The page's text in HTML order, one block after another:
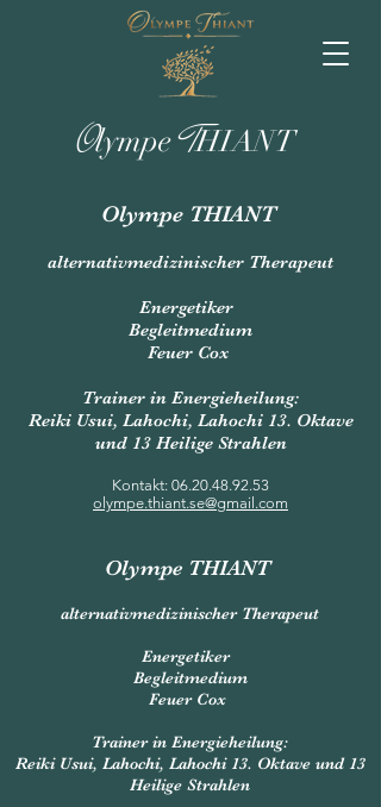
OlympeTHIANT
Olympe THIANT
alternativmedizinischer Therapeut
Energetiker
Begleitmedium
Feuer Cox
Trainer in Energieheilung:
Reiki Usui, Lahochi, Lahochi 13. Oktave
und 13 Heilige Strahlen
Kontakt: 06.20.48.92.53
olympe.thiant.se@gmail.com
Olympe THIANT
alternativmedizinischer Therapeut
Energetiker
Begleitmedium
Feuer Cox
Trainer in Energieheilung:
Reiki Usui, Lahochi, Lahochi 13. Oktave und 13
Heilige Strahlen